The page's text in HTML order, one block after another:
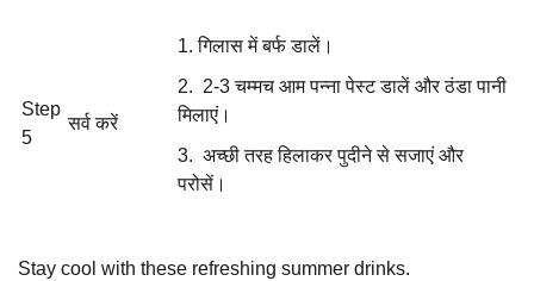
Step
5
सर्व करें
गिलास में बर्फ डालें।
2-3 चम्मच आम पन्ना पेस्ट डालें और ठंडा पानी
मिलाएं।
अच्छी तरह हिलाकर पुदीने से सजाएं और
परोसें।
Stay cool with these refreshing summer drinks.